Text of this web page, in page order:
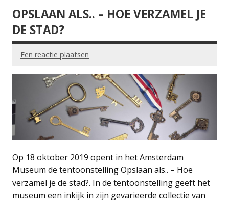
OPSLAAN ALS.. – HOE VERZAMEL JE
DE STAD?
Een reactie plaatsen
Op 18 oktober 2019 opent in het Amsterdam
Museum de tentoonstelling Opslaan als.. – Hoe
verzamel je de stad?. In de tentoonstelling geeft het
museum een inkijk in zijn gevarieerde collectie van